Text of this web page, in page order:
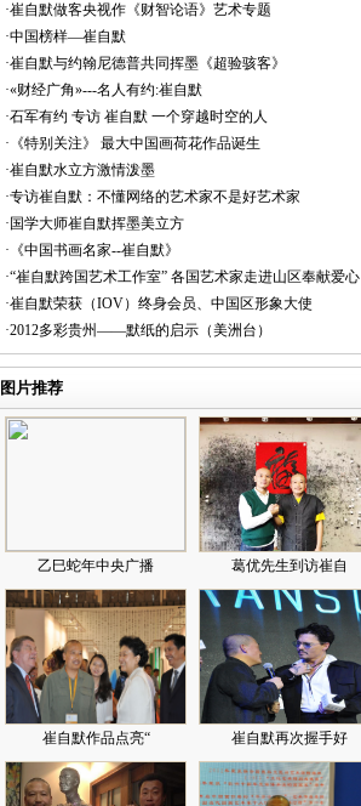
·崔自默做客央视作《财智论语》艺术专题
·中国榜样—崔自默
·崔自默与约翰尼德普共同挥墨《超验骇客》
·«财经广角»---名人有约:崔自默
·石军有约 专访 崔自默 一个穿越时空的人
·《特别关注》 最大中国画荷花作品诞生
·崔自默水立方激情泼墨
·专访崔自默：不懂网络的艺术家不是好艺术家
·国学大师崔自默挥墨美立方
·《中国书画名家--崔自默》
·“崔自默跨国艺术工作室” 各国艺术家走进山区奉献爱心
·崔自默荣获（IOV）终身会员、中国区形象大使
·2012多彩贵州——默纸的启示（美洲台）
图片推荐
乙巳蛇年中央广播 葛优先生到访崔自
崔自默作品点亮“ 崔自默再次握手好